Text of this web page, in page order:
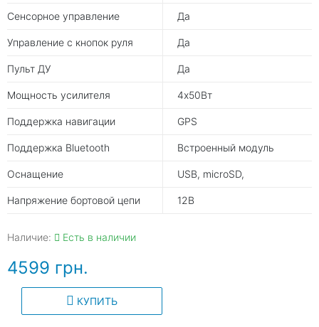
Сенсорное управление Да
Управление с кнопок руля Да
Пульт ДУ Да
Мощность усилителя 4х50Вт
Поддержка навигации GPS
Поддержка Bluetooth Встроенный модуль
Оснащение USB, microSD,
Напряжение бортовой цепи 12В
Наличие: Есть в наличии
4599 грн.
КУПИТЬ